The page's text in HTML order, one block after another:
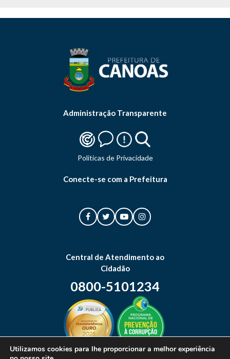
Administração Transparente
Politicas de Privacidade
Conecte-se com a Prefeitura
Central de Atendimento ao
Cidadão
0800-5101234
Utilizamos cookies para lhe proporcionar a melhor experiência